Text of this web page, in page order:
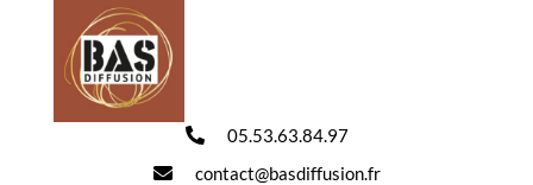
05.53.63.84.97
contact@basdiffusion.fr